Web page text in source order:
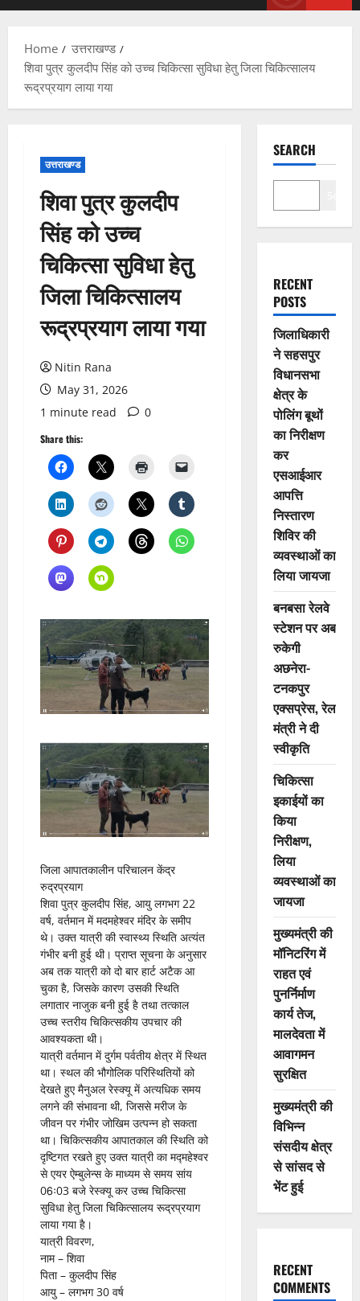
Home
उत्तराखण्ड
शिवा पुत्र कुलदीप सिंह को उच्च चिकित्सा सुविधा हेतु जिला चिकित्सालय
रूद्रप्रयाग लाया गया
उत्तराखण्ड
शिवा पुत्र कुलदीप
सिंह को उच्च
चिकित्सा सुविधा हेतु
जिला चिकित्सालय
रूद्रप्रयाग लाया गया
Nitin Rana
May 31, 2026
1 minute read
0
Share this:
जिला आपातकालीन परिचालन केंद्र
रुद्रप्रयाग
शिवा पुत्र कुलदीप सिंह, आयु लगभग 22
वर्ष, वर्तमान में मदमहेश्वर मंदिर के समीप
थे। उक्त यात्री की स्वास्थ्य स्थिति अत्यंत
गंभीर बनी हुई थी। प्राप्त सूचना के अनुसार
अब तक यात्री को दो बार हार्ट अटैक आ
चुका है, जिसके कारण उसकी स्थिति
लगातार नाजुक बनी हुई है तथा तत्काल
उच्च स्तरीय चिकित्सकीय उपचार की
आवश्यकता थी।
यात्री वर्तमान में दुर्गम पर्वतीय क्षेत्र में स्थित
था। स्थल की भौगोलिक परिस्थितियों को
देखते हुए मैनुअल रेस्क्यू में अत्यधिक समय
लगने की संभावना थी, जिससे मरीज के
जीवन पर गंभीर जोखिम उत्पन्न हो सकता
था। चिकित्सकीय आपातकाल की स्थिति को
दृष्टिगत रखते हुए उक्त यात्री का मद्महेश्वर
से एयर ऐम्बुलेन्स के माध्यम से समय सांय
06ः03 बजे रेस्क्यू कर उच्च चिकित्सा
सुविधा हेतु जिला चिकित्सालय रूद्रप्रयाग
लाया गया है।
यात्री विवरण,
नाम – शिवा
पिता – कुलदीप सिंह
आयु – लगभग 30 वर्ष
SEARCH
RECENT
POSTS
जिलाधिकारी
ने सहसपुर
विधानसभा
क्षेत्र के
पोलिंग बूथों
का निरीक्षण
कर
एसआईआर
आपत्ति
निस्तारण
शिविर की
व्यवस्थाओं का
लिया जायजा
बनबसा रेलवे
स्टेशन पर अब
रुकेगी
अछनेरा-
टनकपुर
एक्सप्रेस, रेल
मंत्री ने दी
स्वीकृति
चिकित्सा
इकाईयों का
किया
निरीक्षण,
लिया
व्यवस्थाओं का
जायजा
मुख्यमंत्री की
मॉनिटरिंग में
राहत एवं
पुनर्निर्माण
कार्य तेज,
मालदेवता में
आवागमन
सुरक्षित
मुख्यमंत्री की
विभिन्न
संसदीय क्षेत्र
से सांसद से
भेंट हुई
RECENT
COMMENTS